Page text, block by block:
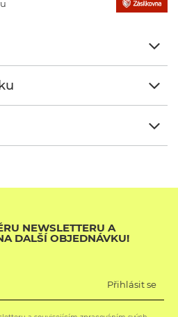
NEWSLETTERU A
DALŠÍ OBJEDNÁVKU!
Přihlásit se